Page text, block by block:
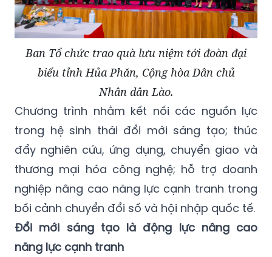
Ban Tổ chức trao quà lưu niệm tới đoàn đại
biểu tỉnh Hủa Phăn, Cộng hòa Dân chủ
Nhân dân Lào.
Chương trình nhằm kết nối các nguồn lực
trong hệ sinh thái đổi mới sáng tạo; thúc
đẩy nghiên cứu, ứng dụng, chuyển giao và
thương mại hóa công nghệ; hỗ trợ doanh
nghiệp nâng cao năng lực cạnh tranh trong
bối cảnh chuyển đổi số và hội nhập quốc tế.
Đổi mới sáng tạo là động lực nâng cao
năng lực cạnh tranh